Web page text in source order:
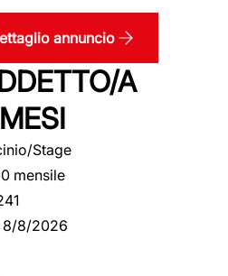
annuncio
A
Stage
mensile
8/8/2026